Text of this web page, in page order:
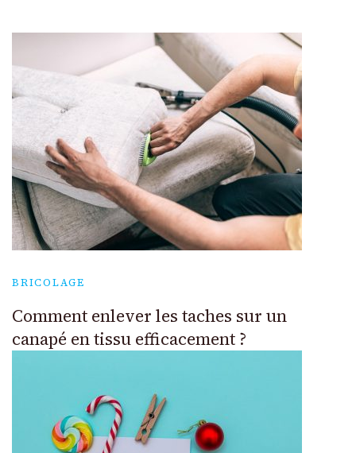
BRICOLAGE
Comment enlever les taches sur un
canapé en tissu efficacement ?